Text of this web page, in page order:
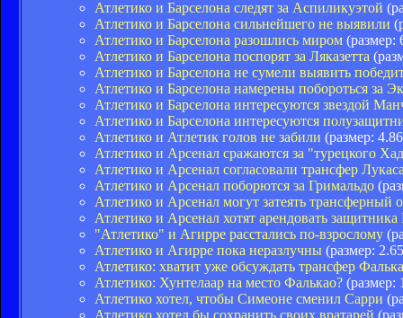
Атлетико и Барселона следят за Аспиликуэтой
Атлетико и Барселона сильнейшего не выявили
Атлетико и Барселона разошлись миром (размер:
Атлетико и Барселона поспорят за Ляказетта
Атлетико и Барселона не сумели выявить
Атлетико и Барселона намерены побороться за
Атлетико и Барселона интересуются звездой
Атлетико и Барселона интересуются
Атлетико и Атлетик голов не забили (размер:
Атлетико и Арсенал сражаются за "турецкого
Атлетико и Арсенал согласовали трансфер
Атлетико и Арсенал поборются за Гримальдо
Атлетико и Арсенал могут затеять трансферный
Атлетико и Арсенал хотят арендовать
"Атлетико" и Агирре расстались по-взрослому
Атлетико и Агирре пока неразлучны (размер:
Атлетико: хватит уже обсуждать трансфер
Атлетико: Хунтелаар на место Фалькао? (размер:
Атлетико хотел, чтобы Симеоне сменил Сарри
Атлетико хотел бы сохранить своих вратарей